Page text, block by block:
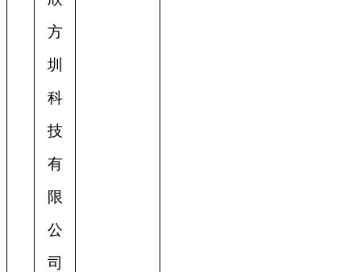
方
圳
科
技
有
限
公
司